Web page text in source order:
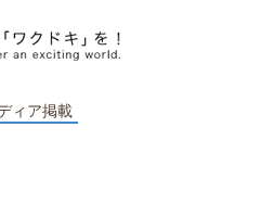
ィア掲載